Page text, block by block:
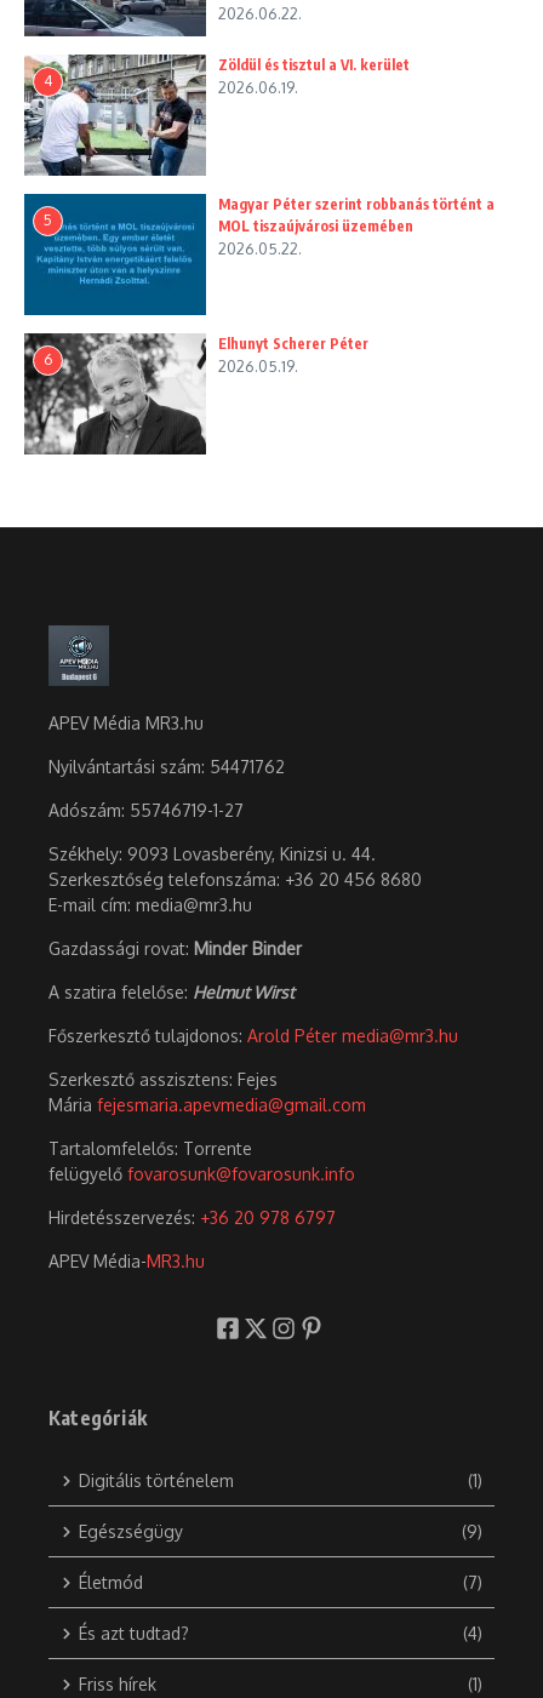
2026.06.22.
4
Zöldül és tisztul a VI. kerület
2026.06.19.
5
Magyar Péter szerint robbanás történt a
MOL tiszaújvárosi üzemében
2026.05.22.
6
Elhunyt Scherer Péter
2026.05.19.
APEV Média MR3.hu
Nyilvántartási szám: 54471762
Adószám: 55746719-1-27
Székhely: 9093 Lovasberény, Kinizsi u. 44.
Szerkesztőség telefonszáma: +36 20 456 8680
E-mail cím: media@mr3.hu
Gazdassági rovat: Minder Binder
A szatira felelőse: Helmut Wirst
Főszerkesztő tulajdonos: Arold Péter media@mr3.hu
Szerkesztő asszisztens: Fejes
Mária fejesmaria.apevmedia@gmail.com
Tartalomfelelős: Torrente
felügyelő fovarosunk@fovarosunk.info
Hirdetésszervezés: +36 20 978 6797
APEV Média-MR3.hu
Kategóriák
Digitális történelem (1)
Egészségügy (9)
Életmód (7)
És azt tudtad? (4)
Friss hírek (1)